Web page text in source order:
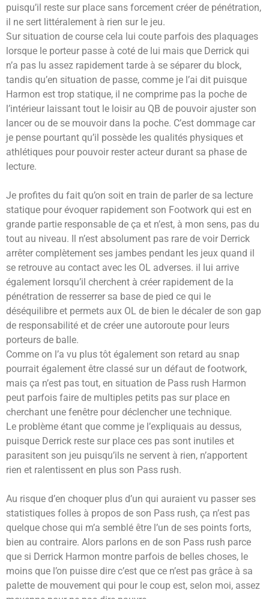
puisqu’il reste sur place sans forcement créer de pénétration,
il ne sert littéralement à rien sur le jeu.
Sur situation de course cela lui coute parfois des plaquages
lorsque le porteur passe à coté de lui mais que Derrick qui
n’a pas lu assez rapidement tarde à se séparer du block,
tandis qu’en situation de passe, comme je l’ai dit puisque
Harmon est trop statique, il ne comprime pas la poche de
l’intérieur laissant tout le loisir au QB de pouvoir ajuster son
lancer ou de se mouvoir dans la poche. C’est dommage car
je pense pourtant qu’il possède les qualités physiques et
athlétiques pour pouvoir rester acteur durant sa phase de
lecture.
Je profites du fait qu’on soit en train de parler de sa lecture
statique pour évoquer rapidement son Footwork qui est en
grande partie responsable de ça et n’est, à mon sens, pas du
tout au niveau. Il n’est absolument pas rare de voir Derrick
arrêter complètement ses jambes pendant les jeux quand il
se retrouve au contact avec les OL adverses. il lui arrive
également lorsqu’il cherchent à créer rapidement de la
pénétration de resserrer sa base de pied ce qui le
déséquilibre et permets aux OL de bien le décaler de son gap
de responsabilité et de créer une autoroute pour leurs
porteurs de balle.
Comme on l’a vu plus tôt également son retard au snap
pourrait également être classé sur un défaut de footwork,
mais ça n’est pas tout, en situation de Pass rush Harmon
peut parfois faire de multiples petits pas sur place en
cherchant une fenêtre pour déclencher une technique.
Le problème étant que comme je l’expliquais au dessus,
puisque Derrick reste sur place ces pas sont inutiles et
parasitent son jeu puisqu’ils ne servent à rien, n’apportent
rien et ralentissent en plus son Pass rush.
Au risque d’en choquer plus d’un qui auraient vu passer ses
statistiques folles à propos de son Pass rush, ça n’est pas
quelque chose qui m’a semblé être l’un de ses points forts,
bien au contraire. Alors parlons en de son Pass rush parce
que si Derrick Harmon montre parfois de belles choses, le
moins que l’on puisse dire c’est que ce n’est pas grâce à sa
palette de mouvement qui pour le coup est, selon moi, assez